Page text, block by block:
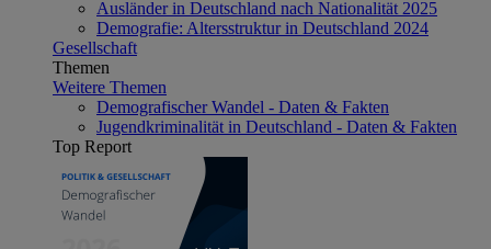
Ausländer in Deutschland nach Nationalität 2025
Demografie: Altersstruktur in Deutschland 2024
Gesellschaft
Themen
Weitere Themen
Demografischer Wandel - Daten & Fakten
Jugendkriminalität in Deutschland - Daten & Fakten
Top Report